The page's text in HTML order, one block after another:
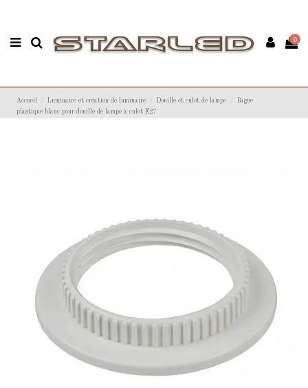
0
Accueil Luminaire et création de luminaire Douille et culot de lampe
Bague
plastique blanc pour douille de lampe à culot E27